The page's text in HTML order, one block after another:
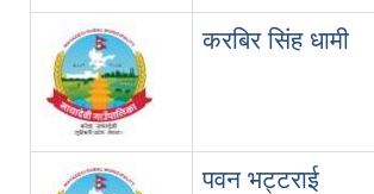
करबिर सिंह धामी
पवन भट्टराई